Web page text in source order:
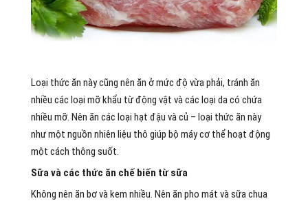
Loại thức ăn này cũng nên ăn ở mức độ vừa phải, tránh ăn
nhiều các loại mỡ khẩu từ động vật và các loại da có chứa
nhiều mỡ. Nên ăn các loại hạt đậu và củ – loại thức ăn này
như một nguồn nhiên liệu thô giúp bộ máy cơ thể hoạt động
một cách thông suốt.
Sữa và các thức ăn chế biến từ sữa
Không nên ăn bơ và kem nhiều. Nên ăn pho mát và sữa chua